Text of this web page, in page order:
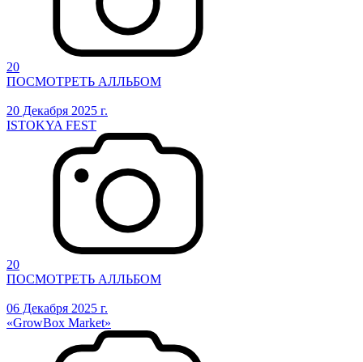
20
ПОСМОТРЕТЬ АЛЛЬБОМ
20 Декабря 2025 г.
ISTOKYA FEST
20
ПОСМОТРЕТЬ АЛЛЬБОМ
06 Декабря 2025 г.
«GrowBox Market»